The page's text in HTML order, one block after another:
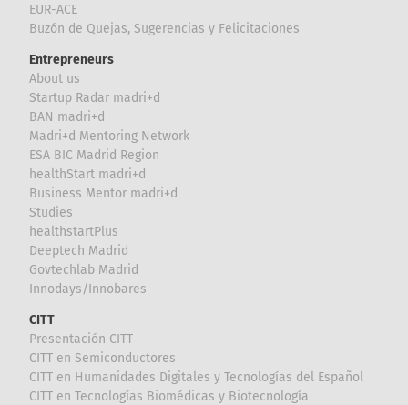
EUR-ACE
Buzón de Quejas, Sugerencias y Felicitaciones
Entrepreneurs
About us
Startup Radar madri+d
BAN madri+d
Madri+d Mentoring Network
ESA BIC Madrid Region
healthStart madri+d
Business Mentor madri+d
Studies
healthstartPlus
Deeptech Madrid
Govtechlab Madrid
Innodays/Innobares
CITT
Presentación CITT
CITT en Semiconductores
CITT en Humanidades Digitales y Tecnologías del Español
CITT en Tecnologías Biomédicas y Biotecnología